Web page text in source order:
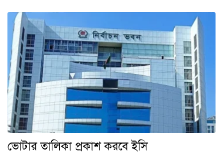
ভোটার তালিকা প্রকাশ করবে ইসি